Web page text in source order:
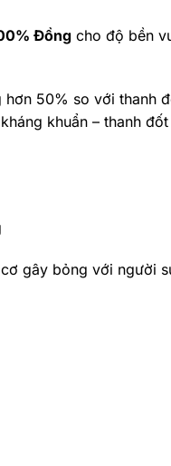
Đồng cho độ bền
hơn 50% so với thanh
khuẩn – thanh
gây bỏng với người